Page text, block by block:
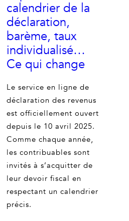
calendrier de la
déclaration,
barème, taux
individualisé…
Ce qui change
Le service en ligne de
déclaration des revenus
est officiellement ouvert
depuis le 10 avril 2025.
Comme chaque année,
les contribuables sont
invités à s’acquitter de
leur devoir fiscal en
respectant un calendrier
précis.